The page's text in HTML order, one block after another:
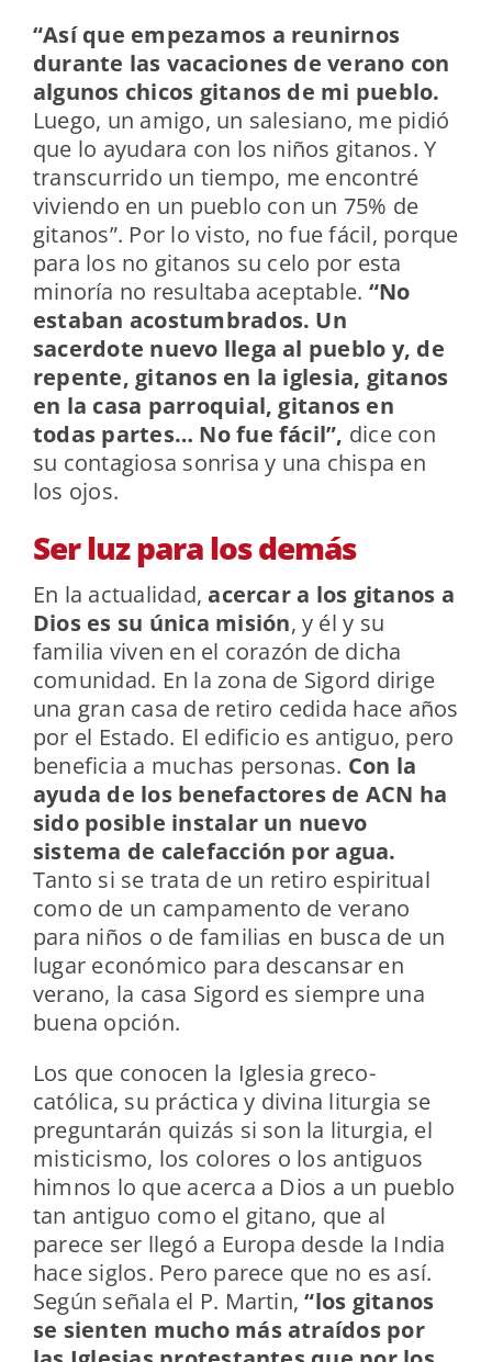
“Así que empezamos a reunirnos
durante las vacaciones de verano con
algunos chicos gitanos de mi pueblo.
Luego, un amigo, un salesiano, me pidió
que lo ayudara con los niños gitanos. Y
transcurrido un tiempo, me encontré
viviendo en un pueblo con un 75% de
gitanos”. Por lo visto, no fue fácil, porque
para los no gitanos su celo por esta
minoría no resultaba aceptable. “No
estaban acostumbrados. Un
sacerdote nuevo llega al pueblo y, de
repente, gitanos en la iglesia, gitanos
en la casa parroquial, gitanos en
todas partes… No fue fácil”, dice con
su contagiosa sonrisa y una chispa en
los ojos.
Ser luz para los demás
En la actualidad,acercar a los gitanos a
Dios es su única misión, y él y su
familia viven en el corazón de dicha
comunidad. En la zona de Sigord dirige
una gran casa de retiro cedida hace años
por el Estado. El edificio es antiguo, pero
beneficia a muchas personas. Con la
ayuda de los benefactores de ACN ha
sido posible instalar un nuevo
sistema de calefacción por agua.
Tanto si se trata de un retiro espiritual
como de un campamento de verano
para niños o de familias en busca de un
lugar económico para descansar en
verano, la casa Sigord es siempre una
buena opción.
Los que conocen la Iglesia greco-
católica, su práctica y divina liturgia se
preguntarán quizás si son la liturgia, el
misticismo, los colores o los antiguos
himnos lo que acerca a Dios a un pueblo
tan antiguo como el gitano, que al
parece ser llegó a Europa desde la India
hace siglos. Pero parece que no es así.
Según señala el P. Martin,“los gitanos
se sienten mucho más atraídos por